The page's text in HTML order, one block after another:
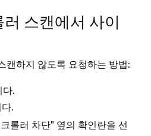
스캔에서 사이
캔하지 않도록 요청하는 방법:
다.
.
롤러 차단" 옆의 확인란을 선